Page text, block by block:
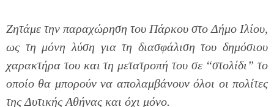
Ζητάμε την παραχώρηση του Πάρκου στο Δήμο Ιλίου,
ως τη μόνη λύση για τη διασφάλιση του δημόσιου
χαρακτήρα του και τη μετατροπή του σε “στολίδι” το
οποίο θα μπορούν να απολαμβάνουν όλοι οι πολίτες
της Δυτικής Αθήνας και όχι μόνο.